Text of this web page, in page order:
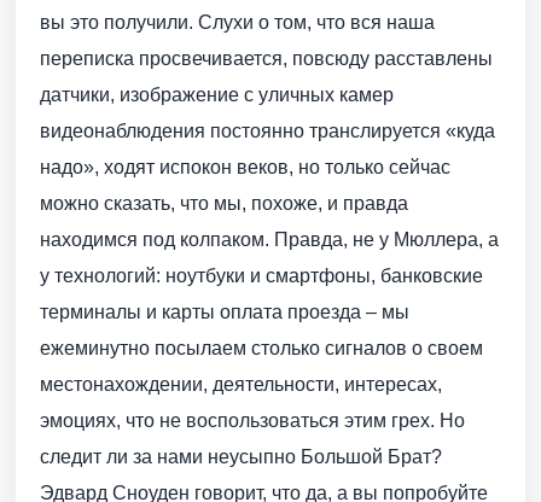
вы это получили. Слухи о том, что вся наша
переписка просвечивается, повсюду расставлены
датчики, изображение с уличных камер
видеонаблюдения постоянно транслируется «куда
надо», ходят испокон веков, но только сейчас
можно сказать, что мы, похоже, и правда
находимся под колпаком. Правда, не у Мюллера, а
у технологий: ноутбуки и смартфоны, банковские
терминалы и карты оплата проезда – мы
ежеминутно посылаем столько сигналов о своем
местонахождении, деятельности, интересах,
эмоциях, что не воспользоваться этим грех. Но
следит ли за нами неусыпно Большой Брат?
Эдвард Сноуден говорит, что да, а вы попробуйте